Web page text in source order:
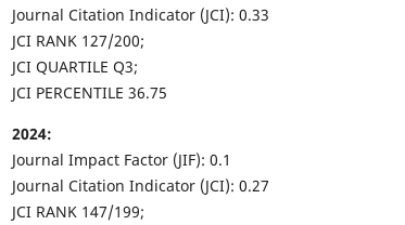
Journal Citation Indicator (JCI): 0.33
JCI RANK 127/200;
JCI QUARTILE Q3;
JCI PERCENTILE 36.75
2024:
Journal Impact Factor (JIF): 0.1
Journal Citation Indicator (JCI): 0.27
JCI RANK 147/199;